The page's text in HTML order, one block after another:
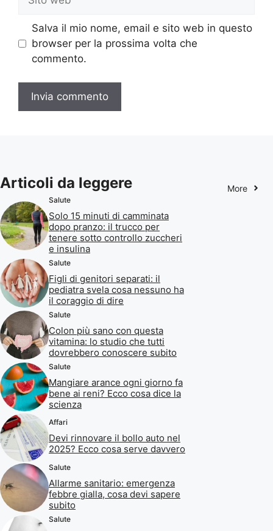
web
Salva il mio nome, email e sito web in questo
browser per la prossima volta che
commento.
Articoli da leggere More
Salute
Solo 15 minuti di camminata
dopo pranzo: il trucco per
tenere sotto controllo zuccheri
e insulina
Salute
Figli di genitori separati: il
pediatra svela cosa nessuno ha
il coraggio di dire
Salute
Colon più sano con questa
vitamina: lo studio che tutti
dovrebbero conoscere subito
Salute
Mangiare arance ogni giorno fa
bene ai reni? Ecco cosa dice la
scienza
Affari
Devi rinnovare il bollo auto nel
2025? Ecco cosa serve davvero
Salute
Allarme sanitario: emergenza
febbre gialla, cosa devi sapere
subito
Salute